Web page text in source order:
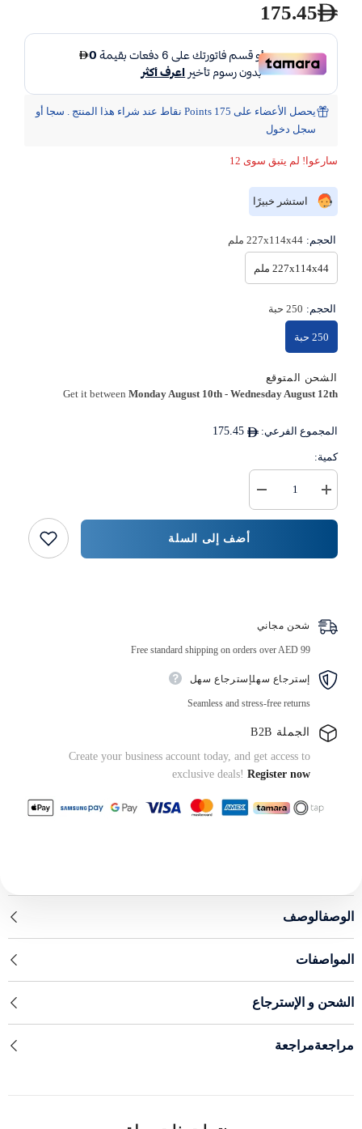
175.45
يحصل الأعضاء على 175 Points نقاط عند شراء هذا المنتج . سجا أو
سجل دخول
سارعوا! لم يتبق سوى 12
استشر خبيرًا
الحجم: 227x114x44 ملم
227x114x44 ملم
الحجم: 250 حبة
250 حبة
الشحن المتوقع
Get it betweenMonday August 10th -Wednesday August 12th
المجموع الفرعي: 175.45
كمية:
كمية
{{
المنتج
زيادة
كمية
حزمة
أضف إلى السلة
شحن مجاني
Free standard shipping on orders over AED 99
إسترجاع سهلإسترجاع سهل
Seamless and stress-free returns
الجملة B2B
Create your business account today, and get access to
exclusive deals! Register now
الوصفالوصف
المواصفات
الشحن و الإسترجاع
مراجعةمراجعة